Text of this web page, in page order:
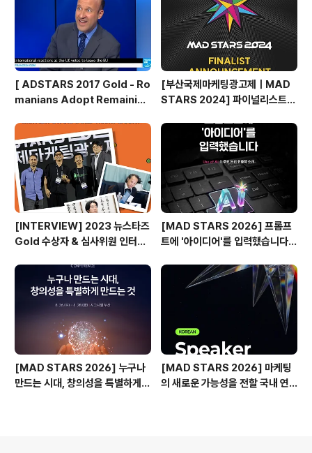
[ ADSTARS 2017 Gold - Ro
manians Adopt Remainian
[부산국제마케팅광고제ㅣMAD
STARS 2024] 파이널리스트
[INTERVIEW] 2023 뉴스타즈
Gold 수상자 & 심사위원 인터뷰
[MAD STARS 2026] 프롬프
트에 '아이디어'를 입력했습니다
[MAD STARS 2026] 누구나
만드는 시대, 창의성을 특별하게
[MAD STARS 2026] 마케팅
의 새로운 가능성을 전할 국내 연